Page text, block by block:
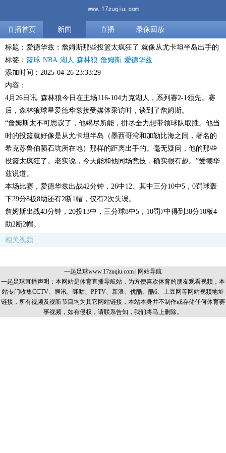
直播首页 新闻 直播 录像回放
标题：爱德华兹：詹姆斯那些投篮太疯狂了 就像从尤卡坦半岛出手的
标签： 篮球 NBA 湖人 森林狼 詹姆斯 爱德华兹
添加时间：2025-04-26 23:33:29
内容：
4月26日讯. 森林狼今日在主场116-104力克湖人，系列赛2-1领先。赛
后，森林狼球星爱德华兹接受媒体采访时，谈到了詹姆斯。
“詹姆斯太不可思议了，他竭尽所能，拼尽全力想带领球队取胜。他当
时的投篮就好像是从尤卡坦半岛（墨西哥湾和加勒比海之间，著名的
希克苏鲁伯陨石坑所在地）那样的距离出手的。毫无疑问，他的那些
投篮太疯狂了。老实说，今天能和他同场竞技，确实很有趣。”爱德华
兹说道。
本场比赛，爱德华兹出战42分钟，26中12、其中三分10中5，0罚球轰
下29分8板8助还有2断1帽，仅有2次失误。
詹姆斯出战43分钟，20投13中，三分球8中5，10罚7中得到38分10板4
助2断2帽。
相关视频
一起足球www.17zuqiu.com | 网站导航
一起足球直播声明：本网站是体育直播导航站，为方便喜欢体育的朋友观看视频，本
站专门收集CCTV、腾讯、咪咕、PPTV、新浪、优酷、酷6、土豆网等网站视频地址
链接，所有视频及视听节目均为其它网站链接，本站本身并不制作或存储任何体育赛
事视频，如有侵权，请联系告知，我们将马上删除。